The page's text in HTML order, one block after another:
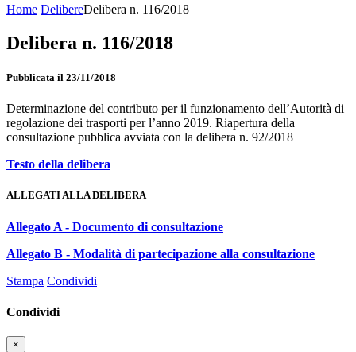
Home DelibereDelibera n. 116/2018
Delibera n. 116/2018
Pubblicata il 23/11/2018
Determinazione del contributo per il funzionamento dell’Autorità di
regolazione dei trasporti per l’anno 2019. Riapertura della
consultazione pubblica avviata con la delibera n. 92/2018
Testo della delibera
ALLEGATI ALLA DELIBERA
Allegato A - Documento di consultazione
Allegato B - Modalità di partecipazione alla consultazione
Stampa Condividi
Condividi
×